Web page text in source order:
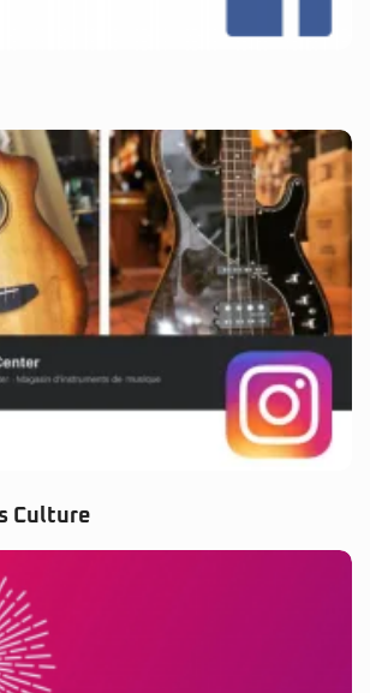
Culture